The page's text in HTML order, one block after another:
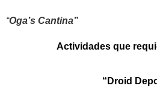
“Oga’s Cantina”
Actividades que
“Droid